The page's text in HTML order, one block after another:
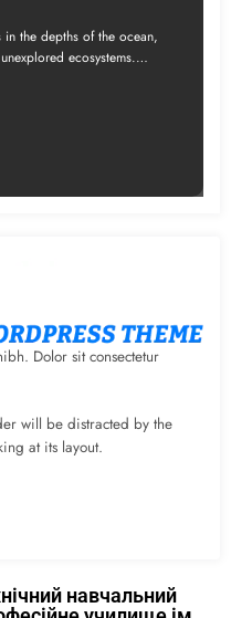
Dolor sit consectetur
will be distracted by the
at its layout.
in the depths of the ocean,
ecosystems.…
навчальний